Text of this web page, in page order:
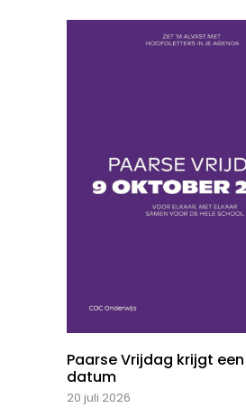
Paarse Vrijdag krijgt
datum
20 juli 2026